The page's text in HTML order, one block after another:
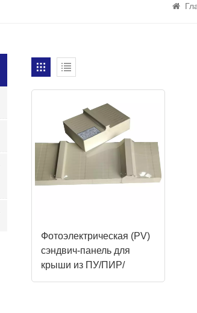
Фотоэлектрическая (PV)
сэндвич-панель для
крыши из ПУ/ПИР/
минеральной ваты/